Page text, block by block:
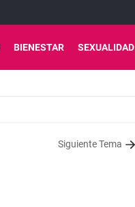
BIENESTAR SEXUALIDAD
Siguiente Tema